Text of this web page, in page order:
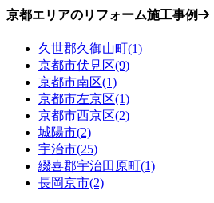
京都エリアのリフォーム施工事例
久世郡久御山町(1)
京都市伏見区(9)
京都市南区(1)
京都市左京区(1)
京都市西京区(2)
城陽市(2)
宇治市(25)
綴喜郡宇治田原町(1)
長岡京市(2)